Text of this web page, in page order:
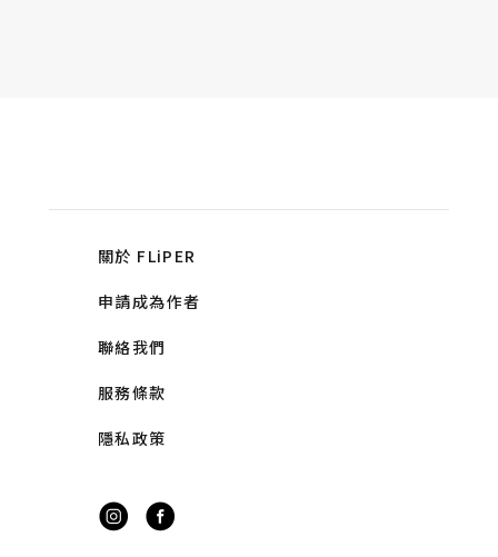
關於 FLiPER
申請成為作者
聯絡我們
服務條款
隱私政策